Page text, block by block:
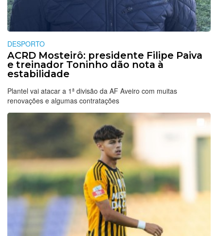
DESPORTO
ACRD Mosteirô: presidente Filipe Paiva
e treinador Toninho dão nota à
estabilidade
Plantel vai atacar a 1ª divisão da AF Aveiro com muitas
renovações e algumas contratações